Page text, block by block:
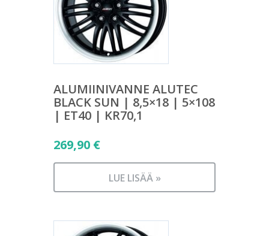
ALUMIINIVANNE ALUTEC
BLACK SUN | 8,5×18 | 5×108
| ET40 | KR70,1
269,90 €
LUE LISÄÄ »